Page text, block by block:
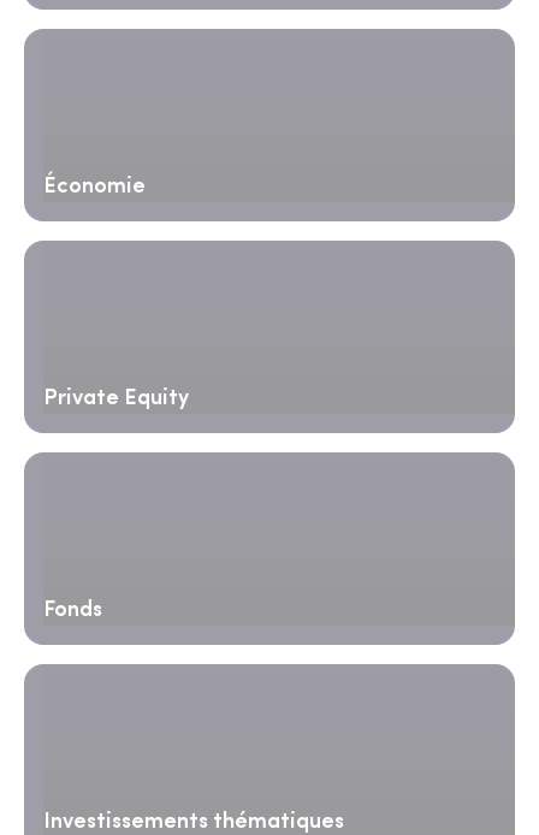
Économie
Private Equity
Fonds
Investissements thématiques